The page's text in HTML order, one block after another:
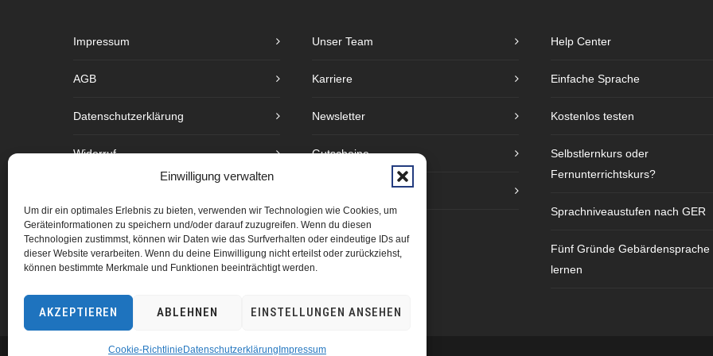
Einwilligung verwalten
Um dir ein optimales Erlebnis zu bieten, verwenden wir Technologien wie Cookies, um
Geräteinformationen zu speichern und/oder darauf zuzugreifen. Wenn du diesen
Technologien zustimmst, können wir Daten wie das Surfverhalten oder eindeutige IDs auf
dieser Website verarbeiten. Wenn du deine Einwilligung nicht erteilst oder zurückziehst,
können bestimmte Merkmale und Funktionen beeinträchtigt werden.
AKZEPTIEREN ABLEHNEN EINSTELLUNGEN ANSEHEN
Cookie-Richtlinie Datenschutzerklärung Impressum
Impressum
AGB
Datenschutzerklärung
Widerruf
Copyright
Cookie-Richtlinie (EU)
Unser Team
Karriere
Newsletter
Gutscheine
Help Center
Einfache Sprache
Kostenlos testen
Selbstlernkurs oder
Fernunterrichtskurs?
Sprachniveaustufen nach GER
Fünf Gründe Gebärdensprache
lernen